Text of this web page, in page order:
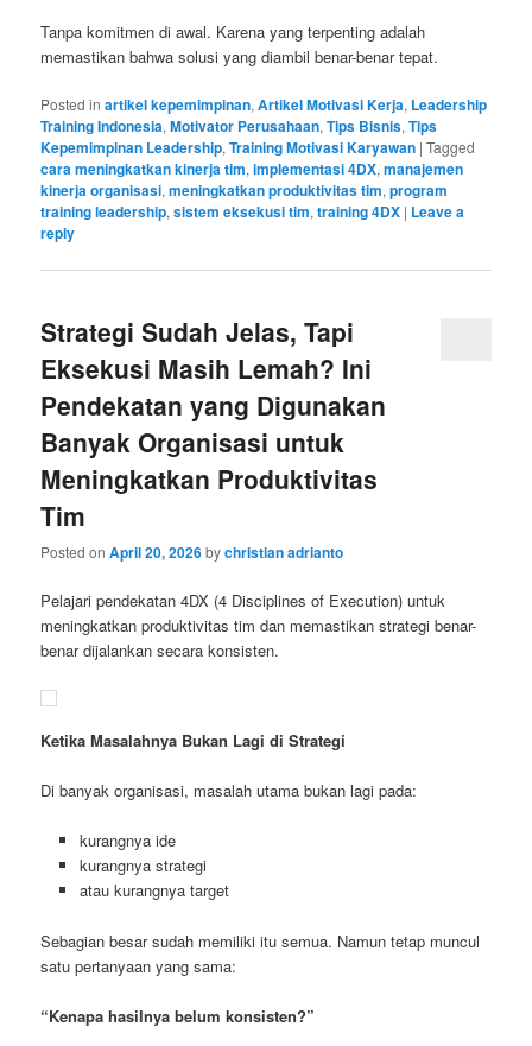
Tanpa komitmen di awal. Karena yang terpenting adalah
memastikan bahwa solusi yang diambil benar-benar tepat.
Posted in artikel kepemimpinan,Artikel Motivasi Kerja, Leadership
Training Indonesia,Motivator Perusahaan,Tips Bisnis,Tips
Kepemimpinan Leadership,Training Motivasi Karyawan |Tagged
cara meningkatkan kinerja tim,implementasi 4DX,manajemen
kinerja organisasi,meningkatkan produktivitas tim,program
training leadership,sistem eksekusi tim,training 4DX | Leave a
reply
Strategi Sudah Jelas, Tapi
Eksekusi Masih Lemah? Ini
Pendekatan yang Digunakan
Banyak Organisasi untuk
Meningkatkan Produktivitas
Tim
Posted onApril 20, 2026bychristian adrianto
Pelajari pendekatan 4DX (4 Disciplines of Execution) untuk
meningkatkan produktivitas tim dan memastikan strategi benar-
benar dijalankan secara konsisten.
Ketika Masalahnya Bukan Lagi di Strategi
Di banyak organisasi, masalah utama bukan lagi pada:
kurangnya ide
kurangnya strategi
atau kurangnya target
Sebagian besar sudah memiliki itu semua. Namun tetap muncul
satu pertanyaan yang sama:
“Kenapa hasilnya belum konsisten?”